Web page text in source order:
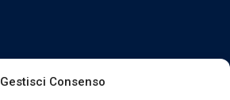
Gestisci Consenso